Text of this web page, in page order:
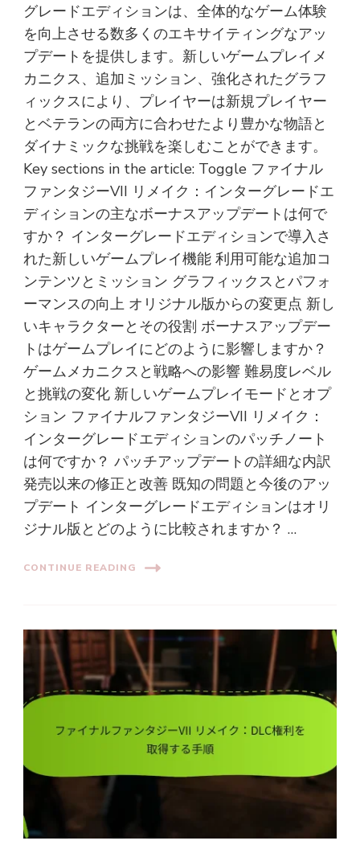
グレードエディションは、全体的なゲーム体験
を向上させる数多くのエキサイティングなアッ
プデートを提供します。新しいゲームプレイメ
カニクス、追加ミッション、強化されたグラフ
ィックスにより、プレイヤーは新規プレイヤー
とベテランの両方に合わせたより豊かな物語と
ダイナミックな挑戦を楽しむことができます。
Key sections in the article: Toggle ファイナル
ファンタジーVII リメイク：インターグレードエ
ディションの主なボーナスアップデートは何で
すか？ インターグレードエディションで導入さ
れた新しいゲームプレイ機能 利用可能な追加コ
ンテンツとミッション グラフィックスとパフォ
ーマンスの向上 オリジナル版からの変更点 新し
いキャラクターとその役割 ボーナスアップデー
トはゲームプレイにどのように影響しますか？
ゲームメカニクスと戦略への影響 難易度レベル
と挑戦の変化 新しいゲームプレイモードとオプ
ション ファイナルファンタジーVII リメイク：
インターグレードエディションのパッチノート
は何ですか？ パッチアップデートの詳細な内訳
発売以来の修正と改善 既知の問題と今後のアッ
プデート インターグレードエディションはオリ
ジナル版とどのように比較されますか？ …
CONTINUE READING